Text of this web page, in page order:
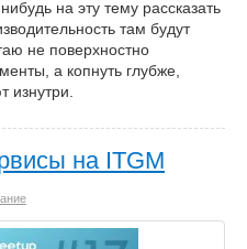
на эту тему рассказать
там будут
не поверхностно
а копнуть глубже,
изнутри.
на ITGM